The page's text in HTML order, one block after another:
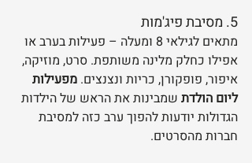
5. מסיבת פיג'מות
מתאים לגילאי 8 ומעלה – פעילות בערב או
אפילו כחלק מלינה משותפת. סרט, מוזיקה,
איפור, פופקורן, כריות ונצנצים. מפעילות
ליום הולדת שמבינות את הראש של הילדות
הגדולות יודעות להפוך ערב כזה למסיבת
חברות מהסרטים.